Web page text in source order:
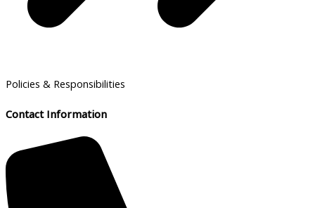
Policies & Responsibilities
Contact Information